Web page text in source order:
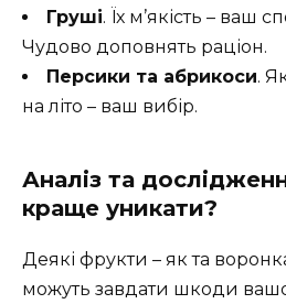
Груші. Їх м’якість – ваш
Чудово доповнять раціон.
Персики та абрикоси.
на літо – ваш вибір.
Аналіз та
краще уникати?
Деякі фрукти – як та
можуть завдати шкоди